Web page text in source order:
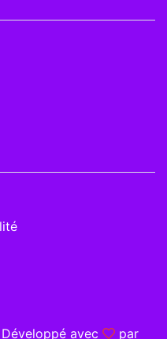
Développé avec par